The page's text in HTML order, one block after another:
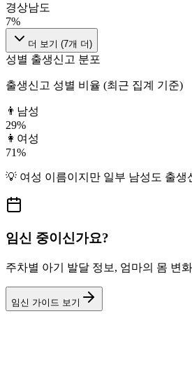
경상남도
7%
더 보기 (7개 더)
성별 출생신고 분포
출생신고 성별 비율 (최근 집계 기준)
👨 남성
29%
👩 여성
71%
💡 여성 이름이지만 일부 남성도 출생
임신 중이신가요?
주차별 아기 발달 정보, 엄마의 몸 변
임신 가이드 보기